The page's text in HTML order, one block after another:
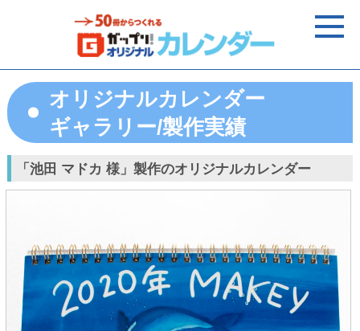
オリジナルカレンダー
ギャラリー/製作実績
「池田 マドカ 様」製作のオリジナルカレンダー